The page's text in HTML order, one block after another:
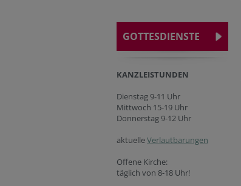
GOTTESDIENSTE
KANZLEISTUNDEN
Dienstag 9-11 Uhr
Mittwoch 15-19 Uhr
Donnerstag 9-12 Uhr
aktuelleVerlautbarungen
Offene Kirche:
täglich von 8-18 Uhr!